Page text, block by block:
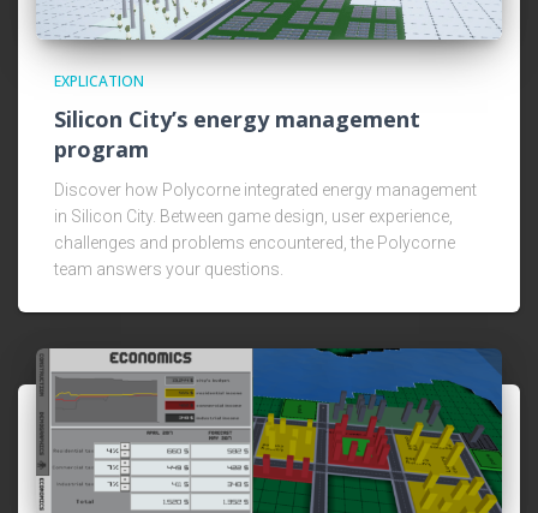
EXPLICATION
Silicon City’s energy management
program
Discover how Polycorne integrated energy management
in Silicon City. Between game design, user experience,
challenges and problems encountered, the Polycorne
team answers your questions.